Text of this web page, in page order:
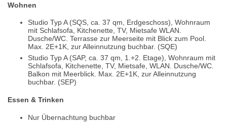
Wohnen
Studio Typ A (SQS, ca. 37 qm, Erdgeschoss), Wohnraum
mit Schlafsofa, Kitchenette, TV, Mietsafe WLAN.
Dusche/WC. Terrasse zur Meerseite mit Blick zum Pool.
Max. 2E+1K, zur Alleinnutzung buchbar. (SQE)
Studio Typ A (SAP, ca. 37 qm, 1.+2. Etage), Wohnraum mit
Schlafsofa, Kitchenette, TV, Mietsafe, WLAN. Dusche/WC.
Balkon mit Meerblick. Max. 2E+1K, zur Alleinnutzung
buchbar. (SEP)
Essen & Trinken
Nur Übernachtung buchbar